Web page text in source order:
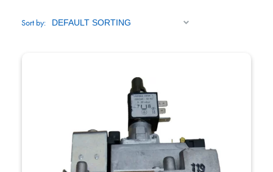
Sort by: